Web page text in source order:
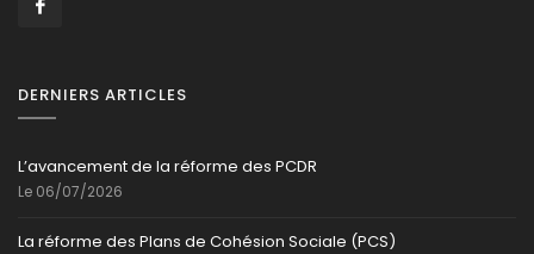
DERNIERS ARTICLES
L’avancement de la réforme des PCDR
Le 06/07/2026
La réforme des Plans de Cohésion Sociale (PCS)